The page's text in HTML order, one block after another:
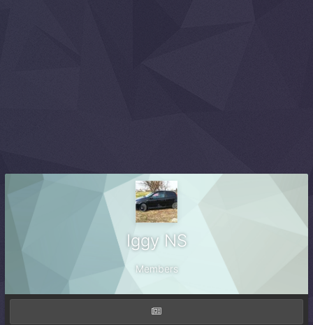
Iggy NS
Members